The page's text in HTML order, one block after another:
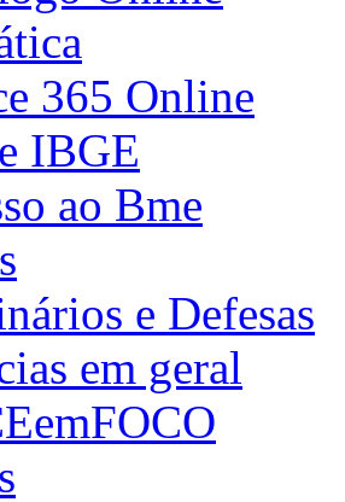
365 Online
IBGE
ao Bme
e Defesas
em geral